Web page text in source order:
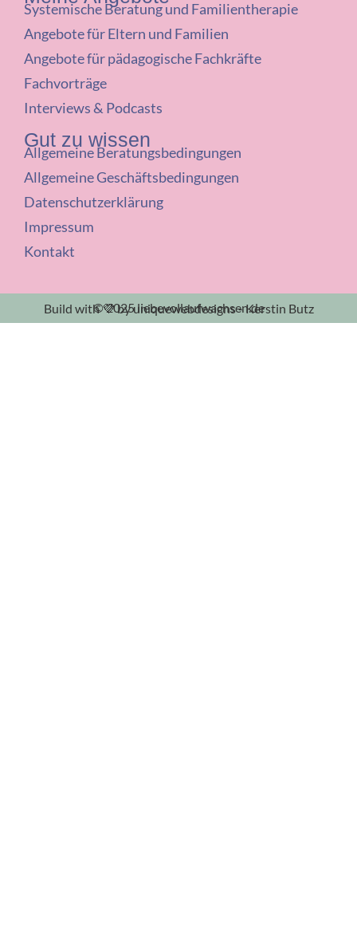
Systemische Beratung und Familientherapie
Angebote für Eltern und Familien
Angebote für pädagogische Fachkräfte
Fachvorträge
Interviews & Podcasts
Gut zu wissen
Allgemeine Beratungsbedingungen
Allgemeine Geschäftsbedingungen
Datenschutzerklärung
Impressum
Kontakt
© 2025 liebevollaufwachsen.de
Build with 💜 by uniquewebdesigns - Kerstin Butz